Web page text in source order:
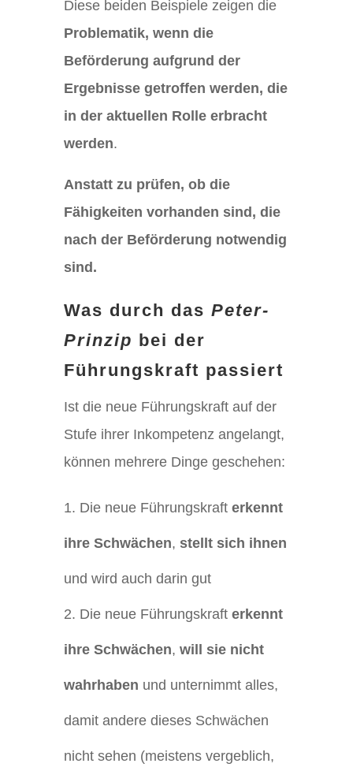
Diese beiden Beispiele zeigen die
Problematik, wenn die
Beförderung aufgrund der
Ergebnisse getroffen werden, die
in der aktuellen Rolle erbracht
werden.
Anstatt zu prüfen, ob die
Fähigkeiten vorhanden sind, die
nach der Beförderung notwendig
sind.
Was durch das Peter-
Prinzip bei der
Führungskraft passiert
Ist die neue Führungskraft auf der
Stufe ihrer Inkompetenz angelangt,
können mehrere Dinge geschehen:
Die neue Führungskraft erkennt
ihre Schwächen, stellt sich ihnen
und wird auch darin gut
Die neue Führungskraft erkennt
ihre Schwächen, will sie nicht
wahrhaben und unternimmt alles,
damit andere dieses Schwächen
nicht sehen (meistens vergeblich,